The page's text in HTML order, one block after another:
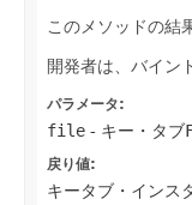
このメソッドの結
開発者は、バイン
パラメータ:
file - キー・タブ
戻り値:
キータブ・インス